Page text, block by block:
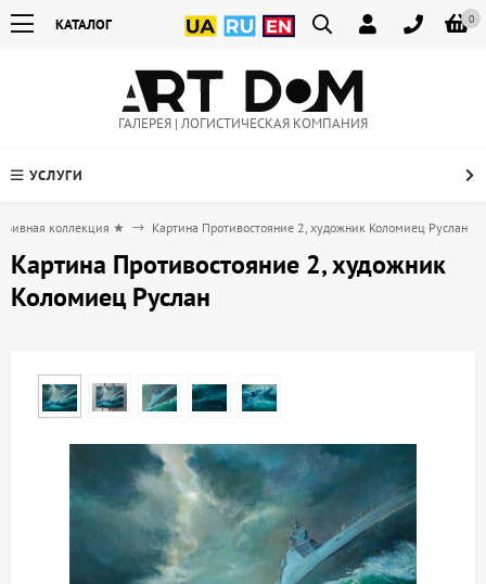
0
КАТАЛОГ
ГАЛЕРЕЯ | ЛОГИСТИЧЕСКАЯ КОМПАНИЯ
УСЛУГИ
коллекция ★ Картина Противостояние 2, художник Коломиец Руслан
Картина Противостояние 2, художник
Коломиец Руслан